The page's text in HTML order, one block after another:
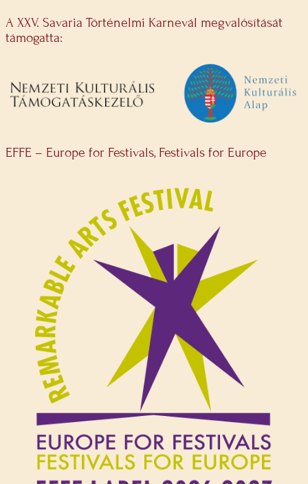
A XXV. Savaria Történelmi Karnevál megvalósítását
támogatta:
EFFE – Europe for Festivals, Festivals for Europe